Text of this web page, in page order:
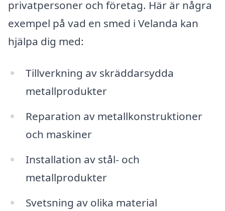
privatpersoner och företag. Här är några
exempel på vad en smed i Velanda kan
hjälpa dig med:
Tillverkning av skräddarsydda
metallprodukter
Reparation av metallkonstruktioner
och maskiner
Installation av stål- och
metallprodukter
Svetsning av olika material